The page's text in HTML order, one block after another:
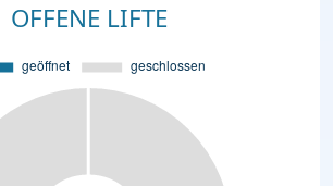
OFFENE LIFTE